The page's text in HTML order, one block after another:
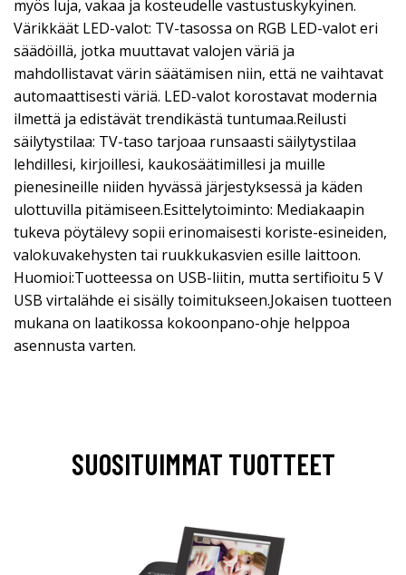
myös luja, vakaa ja kosteudelle vastustuskykyinen.
Värikkäät LED-valot: TV-tasossa on RGB LED-valot eri
säädöillä, jotka muuttavat valojen väriä ja
mahdollistavat värin säätämisen niin, että ne vaihtavat
automaattisesti väriä. LED-valot korostavat modernia
ilmettä ja edistävät trendikästä tuntumaa.Reilusti
säilytystilaa: TV-taso tarjoaa runsaasti säilytystilaa
lehdillesi, kirjoillesi, kaukosäätimillesi ja muille
pienesineille niiden hyvässä järjestyksessä ja käden
ulottuvilla pitämiseen.Esittelytoiminto: Mediakaapin
tukeva pöytälevy sopii erinomaisesti koriste-esineiden,
valokuvakehysten tai ruukkukasvien esille laittoon.
Huomioi:Tuotteessa on USB-liitin, mutta sertifioitu 5 V
USB virtalähde ei sisälly toimitukseen.Jokaisen tuotteen
mukana on laatikossa kokoonpano-ohje helppoa
asennusta varten.
SUOSITUIMMAT TUOTTEET